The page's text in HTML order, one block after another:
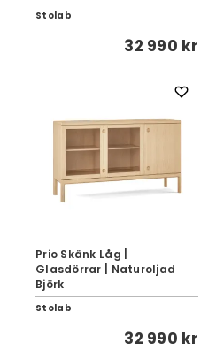
Stolab
32 990 kr
Prio Skänk Låg |
Glasdörrar | Naturoljad
Björk
Stolab
32 990 kr